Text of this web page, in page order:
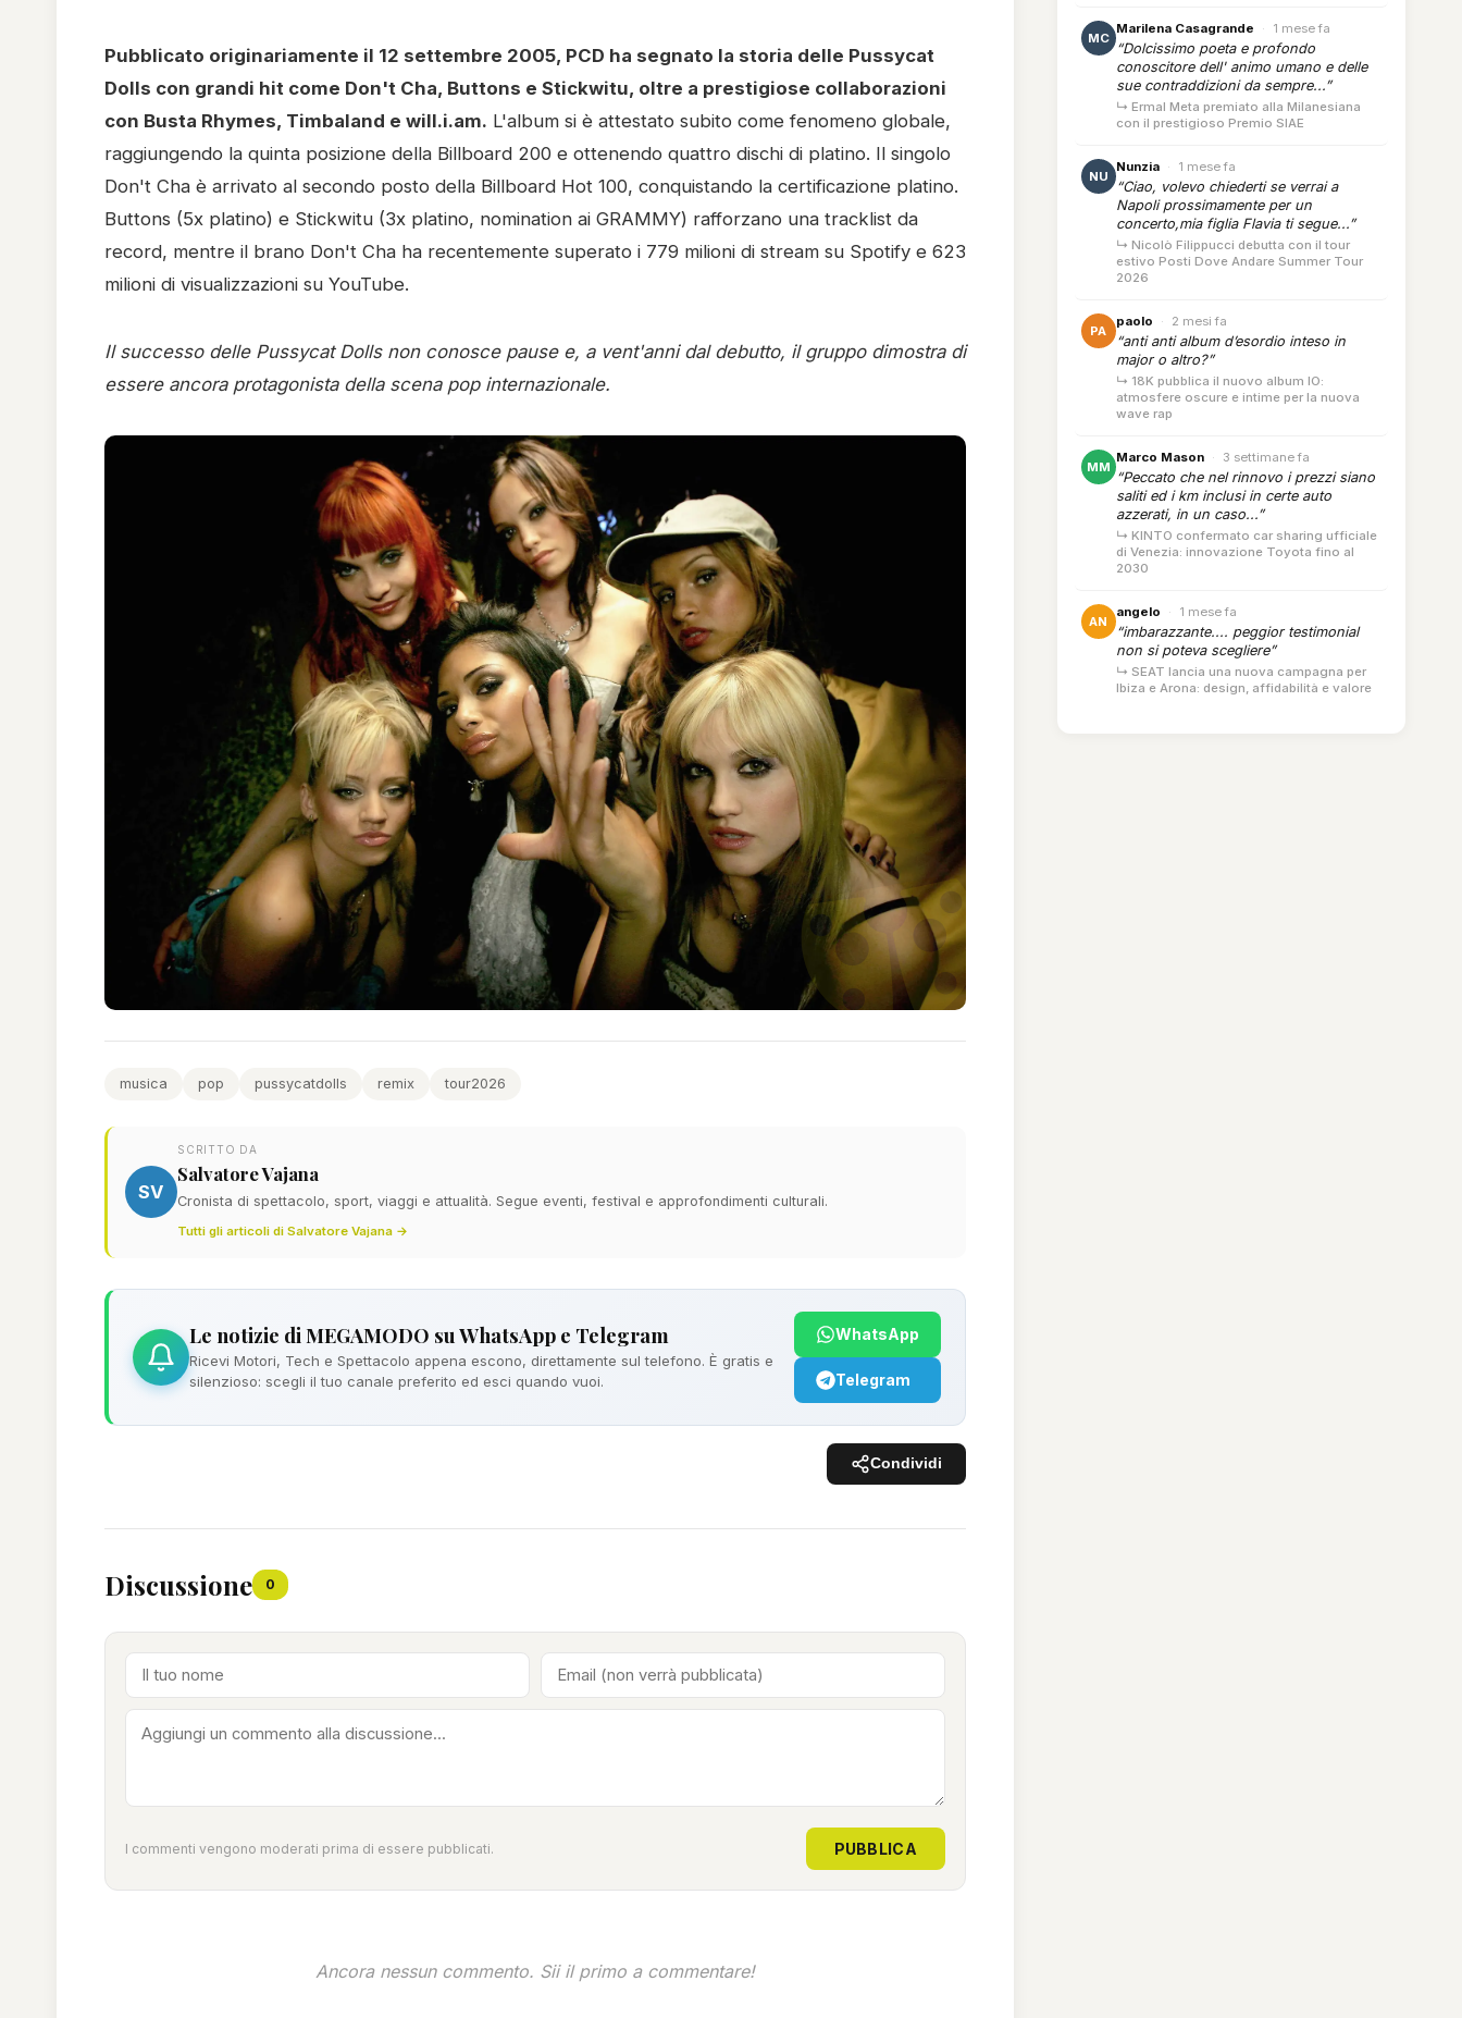
Pubblicato originariamente il 12 settembre 2005, PCD ha segnato la storia delle Pussycat
Dolls con grandi hit come Don't Cha, Buttons e Stickwitu, oltre a prestigiose collaborazioni
con Busta Rhymes, Timbaland e will.i.am. L'album si è attestato subito come fenomeno globale,
raggiungendo la quinta posizione della Billboard 200 e ottenendo quattro dischi di platino. Il singolo
Don't Cha è arrivato al secondo posto della Billboard Hot 100, conquistando la certificazione platino.
Buttons (5x platino) e Stickwitu (3x platino, nomination ai GRAMMY) rafforzano una tracklist da
record, mentre il brano Don't Cha ha recentemente superato i 779 milioni di stream su Spotify e 623
milioni di visualizzazioni su YouTube.
Il successo delle Pussycat Dolls non conosce pause e, a vent'anni dal debutto, il gruppo dimostra di
essere ancora protagonista della scena pop internazionale.
musica pop pussycatdolls remix tour2026
SV
SCRITTO DA
Salvatore Vajana
Cronista di spettacolo, sport, viaggi e attualità. Segue eventi, festival e approfondimenti culturali.
Tutti gli articoli di Salvatore Vajana →
Le notizie di MEGAMODO su WhatsApp e Telegram
Ricevi Motori, Tech e Spettacolo appena escono, direttamente sul telefono. È gratis e
silenzioso: scegli il tuo canale preferito ed esci quando vuoi.
WhatsApp
Telegram
Condividi
Discussione 0
I commenti vengono moderati prima di essere pubblicati. PUBBLICA
Ancora nessun commento. Sii il primo a commentare!
MC
Marilena Casagrande · 1 mese fa
“Dolcissimo poeta e profondo
conoscitore dell' animo umano e delle
sue contraddizioni da sempre...”
↳ Ermal Meta premiato alla Milanesiana
con il prestigioso Premio SIAE
NU
Nunzia · 1 mese fa
“Ciao, volevo chiederti se verrai a
Napoli prossimamente per un
concerto,mia figlia Flavia ti segue...”
↳ Nicolò Filippucci debutta con il tour
estivo Posti Dove Andare Summer Tour
2026
PA
paolo · 2 mesi fa
“anti anti album d’esordio inteso in
major o altro?”
↳ 18K pubblica il nuovo album IO:
atmosfere oscure e intime per la nuova
wave rap
MM
Marco Mason · 3 settimane fa
“Peccato che nel rinnovo i prezzi siano
saliti ed i km inclusi in certe auto
azzerati, in un caso...”
↳ KINTO confermato car sharing ufficiale
di Venezia: innovazione Toyota fino al
2030
AN
angelo · 1 mese fa
“imbarazzante.... peggior testimonial
non si poteva scegliere”
↳ SEAT lancia una nuova campagna per
Ibiza e Arona: design, affidabilità e valore